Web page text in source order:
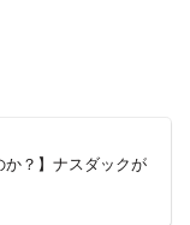
か？】ナスダックが